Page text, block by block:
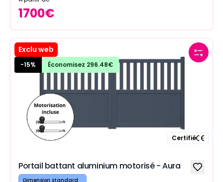
1700€
Exclu web
-15% Économisez 296.48€
Certifié
Portail battant aluminium motorisé - Aura
Dimension standard